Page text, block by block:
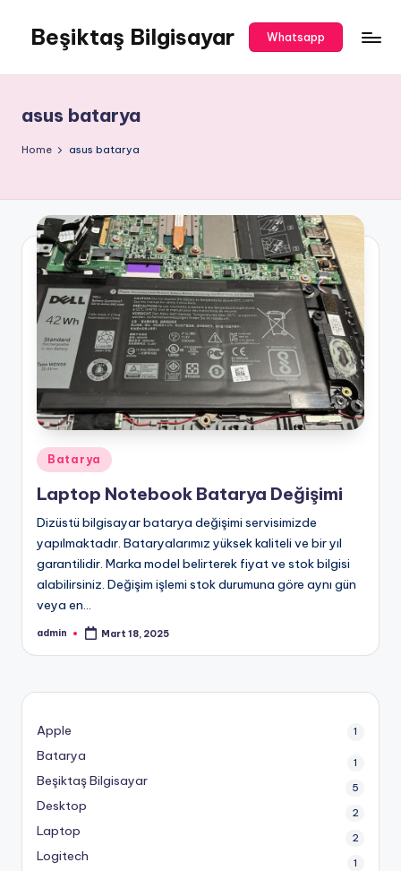
content
Beşiktaş Bilgisayar Whatsapp
asus batarya
Home asus batarya
Posted
in
Batarya
Laptop Notebook Batarya Değişimi
Dizüstü bilgisayar batarya değişimi servisimizde
yapılmaktadır. Bataryalarımız yüksek kaliteli ve bir yıl
garantilidir. Marka model belirterek fiyat ve stok bilgisi
alabilirsiniz. Değişim işlemi stok durumuna göre aynı gün
veya en…
Posted
admin Mart 18, 2025
Apple 1
Batarya 1
Beşiktaş Bilgisayar 5
Desktop 2
Laptop 2
Logitech 1